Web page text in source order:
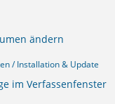
ändern
/ Installation & Update
im Verfassenfenster